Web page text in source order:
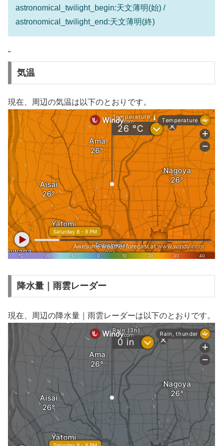
astronomical_twilight_begin:天文薄明(始) /
astronomical_twilight_end:天文薄明(終)
"
気温
現在、周辺の気温は以下のとおりです。
降水量｜雨雲レーダー
現在、周辺の降水量｜雨雲レーダーは以下のとおりです。